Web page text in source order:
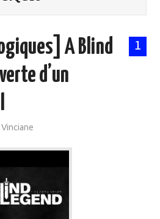
1
A Blind
d’un
Vinciane